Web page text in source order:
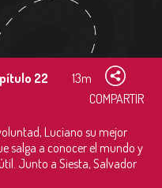
22
13m
COMPARTIR
Luciano su mejor
salga a conocer el mundo y
Junto a Siesta, Salvador